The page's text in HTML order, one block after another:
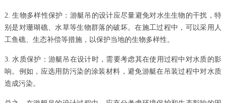
2. 生物多样性保护：游艇吊的设计应尽量避免对水生生物的干扰，特
别是对珊瑚礁、水草等生物群落的破坏。在施工过程中，可以采用人
工鱼礁、生态补偿等措施，以保护当地的生物多样性。
3. 水质保护：游艇吊在设计时，需要考虑其在使用过程中对水质的影
响。例如，应选用防污染的涂装材料，避免游艇在吊装过程中对水质
造成污染。